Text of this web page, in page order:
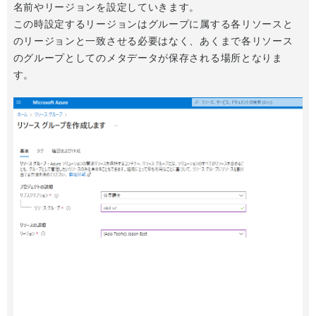
名前やリージョンを設定していきます。
この時設定するリージョンはグループに属する各リソースと
のリージョンと一致させる必要はなく、あくまで各リソース
のグループとしてのメタデータが保存される場所となりま
す。